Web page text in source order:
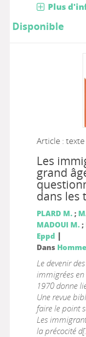
Plus
Disponible
Article :
Les
grand
dans les
PLARD M.;
MADOUI M.;
Eppd |
Dans
Le devenir
immigrées en
1970 donne
Une revue
faire le point
Les
la précocité